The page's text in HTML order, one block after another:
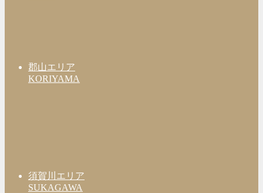
郡山エリア
KORIYAMA
須賀川エリア
SUKAGAWA